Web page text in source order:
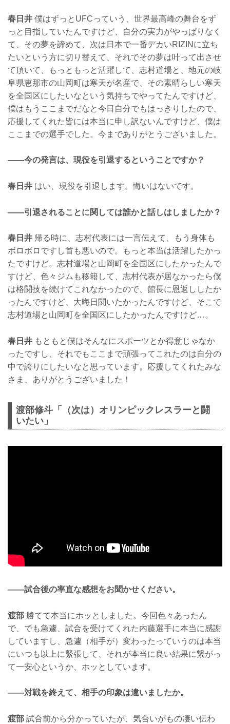
春日井 僕はずっとUFCっていう、世界最高峰の舞台をず
っと目指していたんですけど、自分の実力がやっぱりなく
て、その夢を諦めて、次は日本で一番デカいRIZINに立ち
たいという方に切り替えて、それでその夢は叶って出させ
て頂いて、もっともっと活躍して、志村道場と、地元の岐
阜県恵那市の山岡町は寒天が名産で、その素晴らしい寒天
を全国区にしたいなという気持ちでやってたんですけど、
僕はもうここまでだなと今日自分でもはっきりしたので、
応援してくれた皆には本当に申し訳ないんですけど、僕は
ここまでの選手でした。今までありがとうございました。
——今の発言は、現役を引退するということですか？
春日井 はい、現役を引退します。悔いはないです。
——引退されることに関しては誰かと話しはしましたか？
春日井 帰る時に、志村代表には一言伝えて、もう身体も
ボロボロですし首も悪いので。もっと本当は活躍したかっ
たですけど。志村道場と山岡町を全国区にしたかったんで
すけど、色々ジムも移籍して、志村代表が居なかったら僕
は格闘技を続けてこれなかったので、館長に恩返ししたか
ったんですけど、大晦日闘いたかったんですけど、そこで
志村道場と山岡町を全国区にしたかったんですけど…。
春日井 もともと僕はそんなにスポーツとか得意じゃなか
ったですし、それでもここまで頑張ってこれたのは自分の
中で誇りにしたいなと思っています。応援してくれたみな
さま、ありがとうございました！
渡部修斗「（次は）オリンピックレスラーと闘
いたい」
——試合後の率直な感想をお聞かせください。
渡部 勝てて本当にホッとしました。今回色々あったん
で、でも急遽、試合を受けてくれた内藤選手に本当に感謝
していますし、急遽（相手が）変わったっていうのは本当
にいつも以上に緊張して、それが本当に良い結果に繋がっ
て一安心というか、ホッとしています。
——対戦を終えて、相手の印象は違いましたか。
渡部 試合前から分かっていたが、気合いがもの凄い伝わ